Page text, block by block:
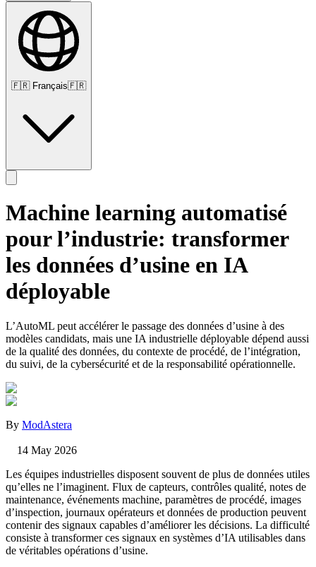
🇫🇷 Français🇫🇷
Machine learning automatisé
pour l’industrie: transformer
les données d’usine en IA
déployable
L’AutoML peut accélérer le passage des données d’usine à des
modèles candidats, mais une IA industrielle déployable dépend aussi
de la qualité des données, du contexte de procédé, de l’intégration,
du suivi, de la cybersécurité et de la responsabilité opérationnelle.
By ModAstera
14 May 2026
Les équipes industrielles disposent souvent de plus de données utiles
qu’elles ne l’imaginent. Flux de capteurs, contrôles qualité, notes de
maintenance, événements machine, paramètres de procédé, images
d’inspection, journaux opérateurs et données de production peuvent
contenir des signaux capables d’améliorer les décisions. La difficulté
consiste à transformer ces signaux en systèmes d’IA utilisables dans
de véritables opérations d’usine.